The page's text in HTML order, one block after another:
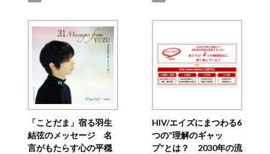
「ことだま」宿る羽生
結弦のメッセージ 名
言がもたらす心の平穏
HIV/エイズにまつわる6
つの“理解のギャッ
プ”とは？ 2030年の流